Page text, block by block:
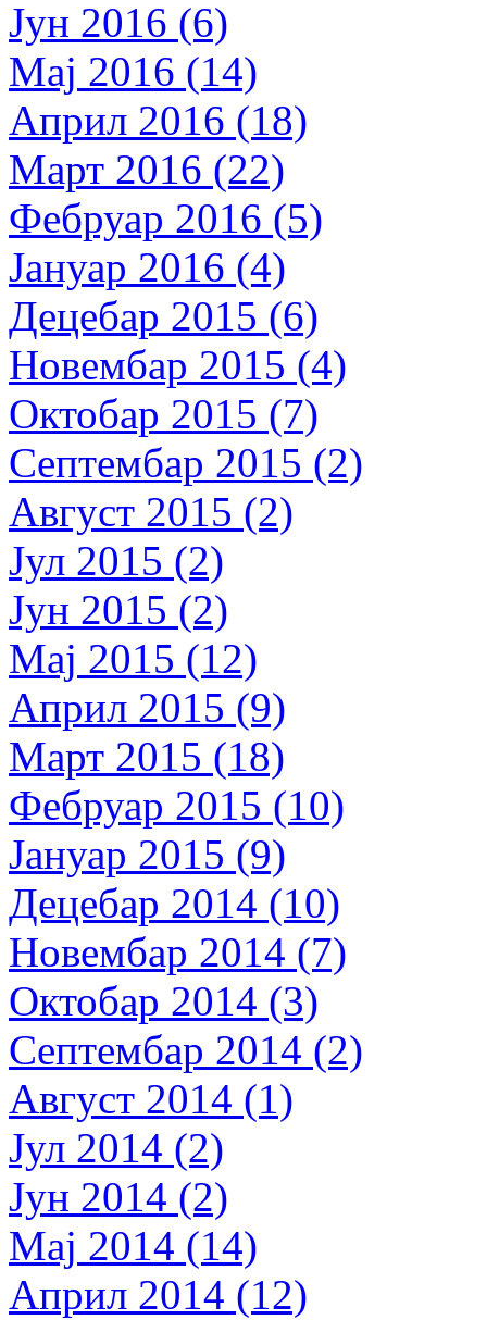
Јун 2016 (6)
Мај 2016 (14)
Април 2016 (18)
Март 2016 (22)
Фебруар 2016 (5)
Јануар 2016 (4)
Децебар 2015 (6)
Новембар 2015 (4)
Октобар 2015 (7)
Септембар 2015 (2)
Август 2015 (2)
Јул 2015 (2)
Јун 2015 (2)
Мај 2015 (12)
Април 2015 (9)
Март 2015 (18)
Фебруар 2015 (10)
Јануар 2015 (9)
Децебар 2014 (10)
Новембар 2014 (7)
Октобар 2014 (3)
Септембар 2014 (2)
Август 2014 (1)
Јул 2014 (2)
Јун 2014 (2)
Мај 2014 (14)
Април 2014 (12)